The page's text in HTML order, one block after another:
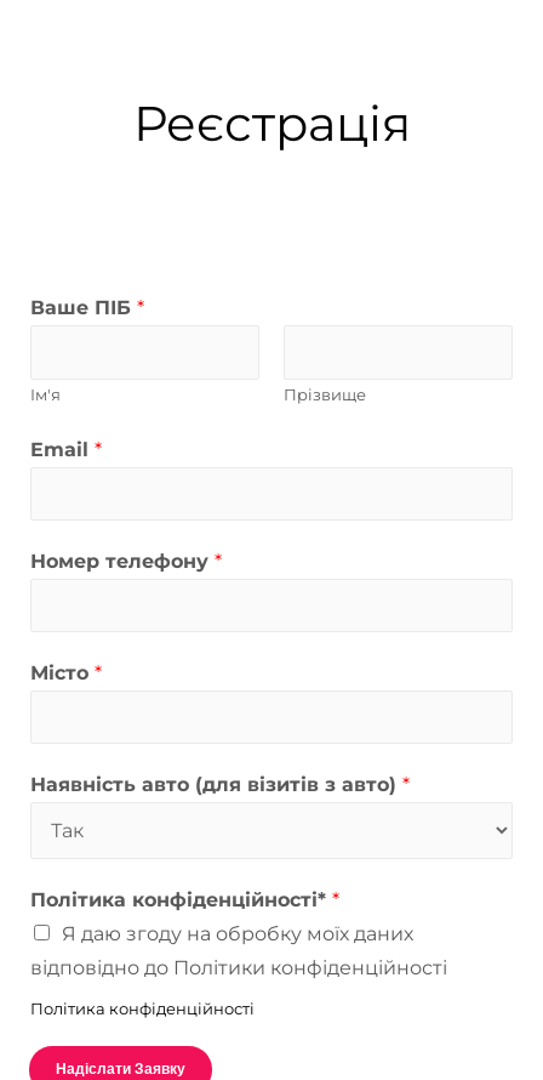
Реєстрація
Ваше ПІБ *
Ім'я Прізвище
Email *
Номер телефону *
Місто *
Наявність авто (для візитів з авто) *
Політика конфіденційності* *
Я даю згоду на обробку моїх даних
відповідно до Політики конфіденційності
Політика конфіденційності
Надіслати Заявку